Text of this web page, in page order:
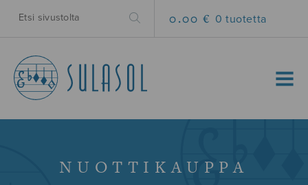
0.00 € 0 tuotetta
MENU
NUOTTIKAUPPA